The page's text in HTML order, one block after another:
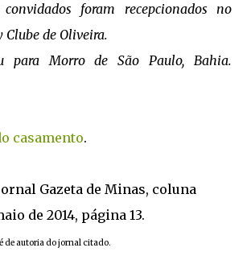
convidados foram recepcionados no
de Oliveira.
para Morro de São Paulo, Bahia.
casamento.
Gazeta de Minas, coluna
de 2014, página 13.
de autoria do jornal citado.